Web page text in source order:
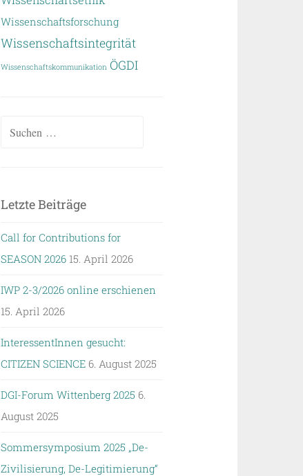
Wissenschaftsforschung
Wissenschaftsintegrität
Wissenschaftskommunikation ÖGDI
Suchen
Letzte Beiträge
Call for Contributions for
SEASON 2026 15. April 2026
IWP 2-3/2026 online erschienen
15. April 2026
InteressentInnen gesucht:
CITIZEN SCIENCE 6. August 2025
DGI-Forum Wittenberg 2025 6.
August 2025
Sommersymposium 2025 „De-
Zivilisierung, De-Legitimierung“